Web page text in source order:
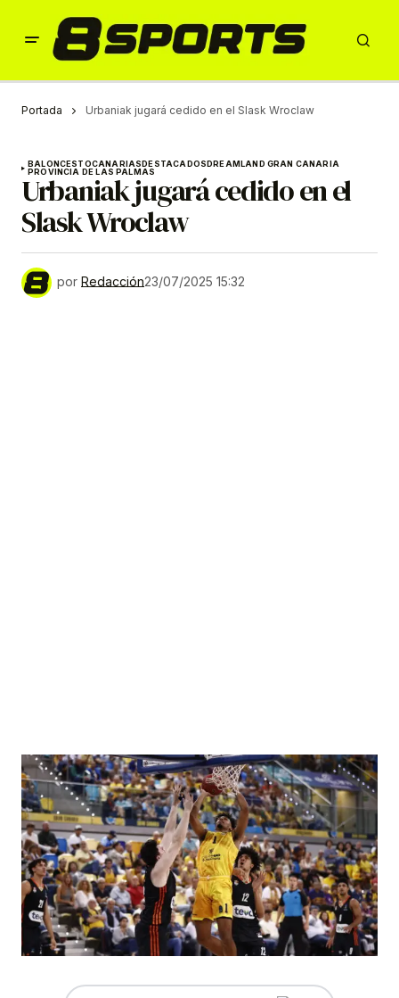
Portada Urbaniak jugará cedido en el Slask Wroclaw
BALONCESTOCANARIASDESTACADOSDREAMLAND GRAN CANARIA
PROVINCIA DE LAS PALMAS
Urbaniak jugará cedido en el
Slask Wroclaw
por Redacción23/07/2025 15:32